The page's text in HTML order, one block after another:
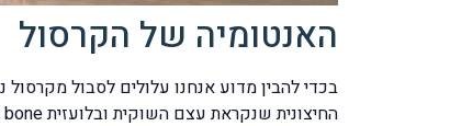
האנטומיה של הקרסול
בכדי להבין מדוע אנחנו עלולים לסבול